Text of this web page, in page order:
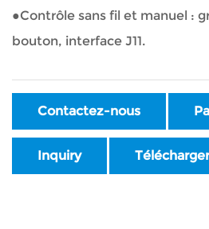
●Contrôle sans fil et manuel :
bouton, interface J11.
Contactez-nous
Inquiry Télécharger